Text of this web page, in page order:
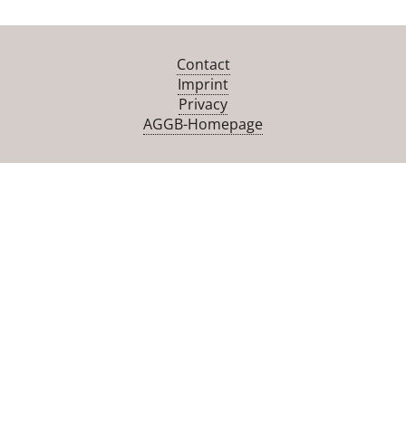
Contact
Imprint
Privacy
AGGB-Homepage